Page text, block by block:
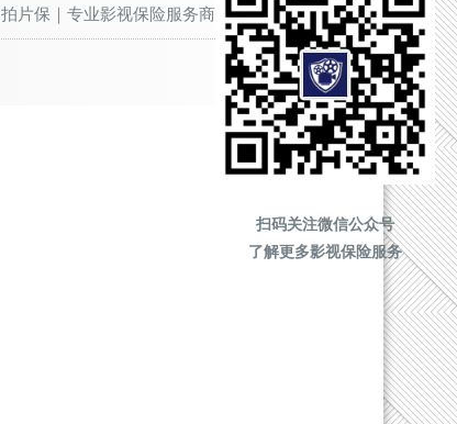
拍片保｜专业影视保险服务商
扫码关注微信公众号
了解更多影视保险服务